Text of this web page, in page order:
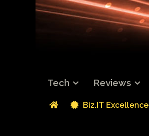
Tech Reviews
Biz.IT Excellence